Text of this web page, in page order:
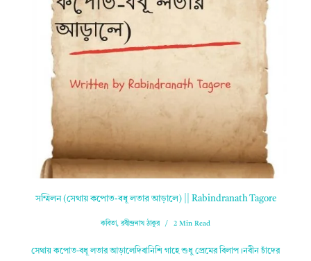
সম্মিলন (সেথায় কপোত-বধূ লতার আড়ালে) || Rabindranath Tagore
কবিতা,রবীন্দ্রনাথ ঠাকুর 2 Min Read
সেথায় কপোত-বধূ লতার আড়ালেদিবানিশি গাহে শুধু প্রেমের বিলাপ।নবীন চাঁদের